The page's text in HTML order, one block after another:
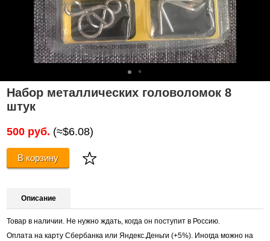
Набор металлических головоломок 8
штук
500 руб. (≈$6.08)
В корзину
Описание
Товар в наличии. Не нужно ждать, когда он поступит в Россию.
Оплата на карту Сбербанка или Яндекс.Деньги (+5%). Иногда можно на